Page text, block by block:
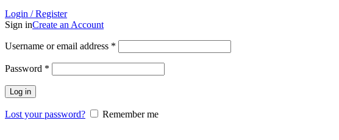
Login / Register
Sign inCreate an Account
Username or email address *
Password *
Log in
Lost your password? Remember me